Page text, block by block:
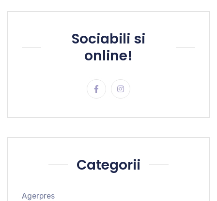
Sociabili si
online!
Categorii
Agerpres